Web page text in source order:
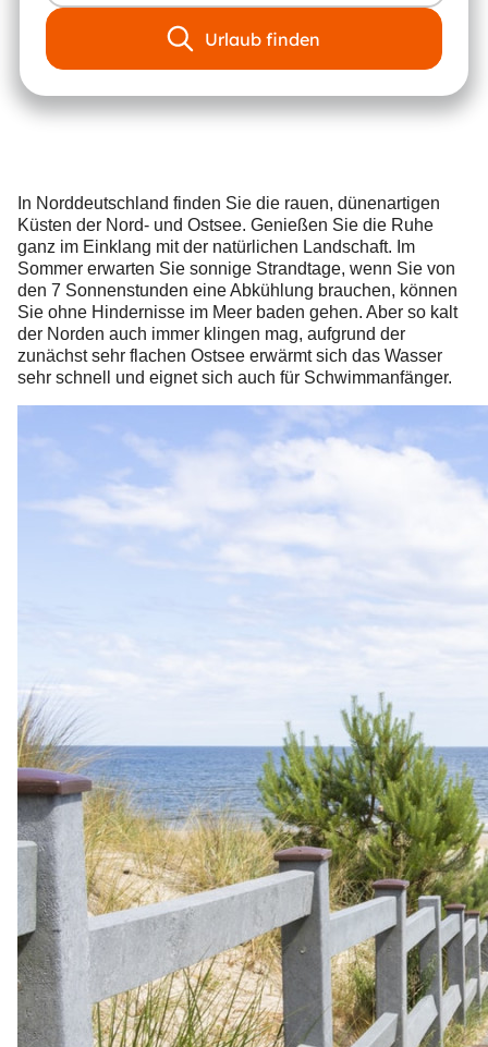
Urlaub finden
In Norddeutschland finden Sie die rauen, dünenartigen
Küsten der Nord- und Ostsee. Genießen Sie die Ruhe
ganz im Einklang mit der natürlichen Landschaft. Im
Sommer erwarten Sie sonnige Strandtage, wenn Sie von
den 7 Sonnenstunden eine Abkühlung brauchen, können
Sie ohne Hindernisse im Meer baden gehen. Aber so kalt
der Norden auch immer klingen mag, aufgrund der
zunächst sehr flachen Ostsee erwärmt sich das Wasser
sehr schnell und eignet sich auch für Schwimmanfänger.